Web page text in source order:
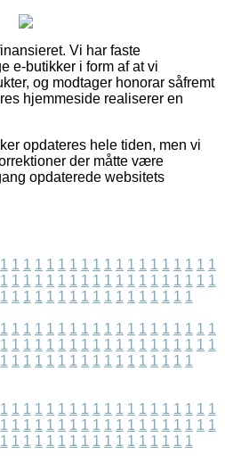
Vi har faste
e-butikker i form af at vi
og modtager honorar såfremt
hjemmeside realiserer en
opdateres hele tiden, men vi
der måtte være
opdaterede websitets
1 1 1 1 1 1 1 1 1 1 1 1 1 1 1 1 1 1 1
1 1 1 1 1 1 1 1 1 1 1 1 1 1 1 1 1 1 1
1 1 1 1 1 1 1 1 1 1 1 1 1 1 1 1 1
1 1 1 1 1 1 1 1 1 1 1 1 1 1 1 1 1 1 1
1 1 1 1 1 1 1 1 1 1 1 1 1 1 1 1 1 1 1
1 1 1 1 1 1 1 1 1 1 1 1 1 1 1 1 1
1 1 1 1 1 1 1 1 1 1 1 1 1 1 1 1 1 1 1
1 1 1 1 1 1 1 1 1 1 1 1 1 1 1 1 1 1 1
1 1 1 1 1 1 1 1 1 1 1 1 1 1 1 1 1